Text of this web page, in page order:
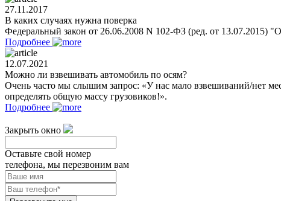
27.11.2017
В каких случаях нужна поверка
Федеральный закон от 26.06.2008 N 102-ФЗ (ред. от 13.07.2015)
Подробнее
12.07.2021
Можно ли взвешивать автомобиль по осям?
Очень часто мы слышим запрос: «У нас мало взвешиваний/нет
определять общую массу грузовиков!».
Подробнее
Закрыть окно
Оставьте свой номер
телефона, мы перезвоним вам